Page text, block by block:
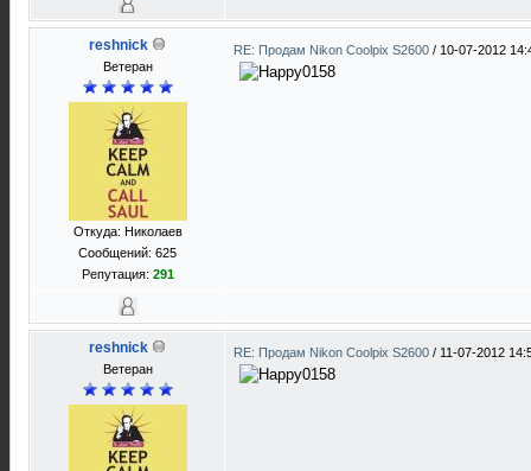
reshnick
Ветеран
Откуда: Николаев
Сообщений: 625
Репутация: 291
RE: Продам Nikon Coolpix S2600 / 10-07-2012
reshnick
Ветеран
RE: Продам Nikon Coolpix S2600 / 11-07-2012